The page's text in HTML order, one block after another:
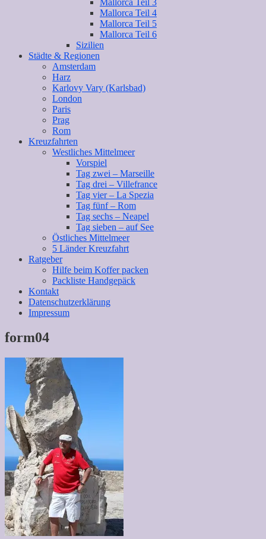
Mallorca Teil 4
Mallorca Teil 5
Mallorca Teil 6
Sizilien
Städte & Regionen
Amsterdam
Harz
Karlovy Vary (Karlsbad)
London
Paris
Prag
Rom
Kreuzfahrten
Westliches Mittelmeer
Vorspiel
Tag zwei – Marseille
Tag drei – Villefrance
Tag vier – La Spezia
Tag fünf – Rom
Tag sechs – Neapel
Tag sieben – auf See
Östliches Mittelmeer
5 Länder Kreuzfahrt
Ratgeber
Hilfe beim Koffer packen
Packliste Handgepäck
Kontakt
Datenschutzerklärung
Impressum
form04